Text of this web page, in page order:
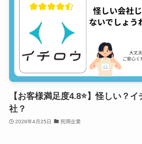
【お客様満足度4.8⭐️】怪しい？
社？
2026年4月25日 民間企業